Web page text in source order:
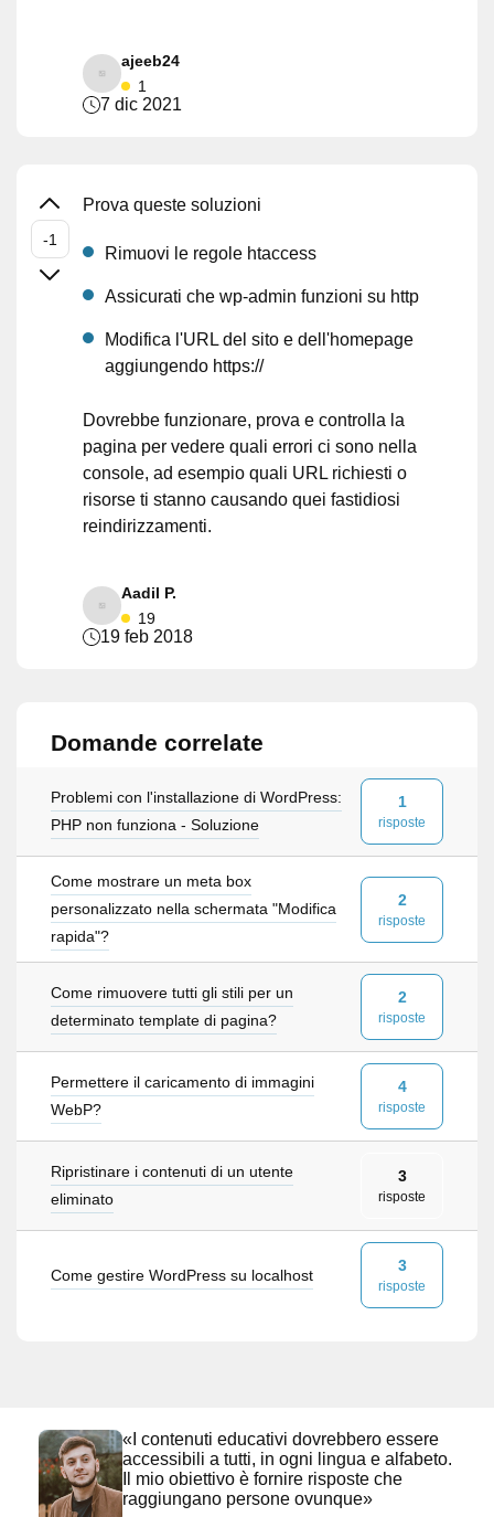
ajeeb24
1
7 dic 2021
Prova queste soluzioni
Rimuovi le regole htaccess
Assicurati che wp-admin funzioni su http
Modifica l'URL del sito e dell'homepage
aggiungendo https://
Dovrebbe funzionare, prova e controlla la
pagina per vedere quali errori ci sono nella
console, ad esempio quali URL richiesti o
risorse ti stanno causando quei fastidiosi
reindirizzamenti.
Aadil P.
19
19 feb 2018
Domande correlate
Problemi con l'installazione di WordPress:
PHP non funziona - Soluzione
1
risposte
Come mostrare un meta box
personalizzato nella schermata "Modifica
rapida"?
2
risposte
Come rimuovere tutti gli stili per un
determinato template di pagina?
2
risposte
Permettere il caricamento di immagini
WebP?
4
risposte
Ripristinare i contenuti di un utente
eliminato
3
risposte
Come gestire WordPress su localhost
3
risposte
«I contenuti educativi dovrebbero essere
accessibili a tutti, in ogni lingua e alfabeto.
Il mio obiettivo è fornire risposte che
raggiungano persone ovunque»